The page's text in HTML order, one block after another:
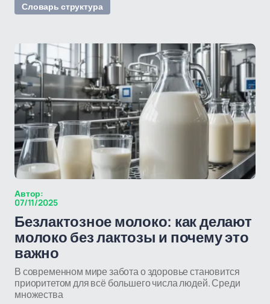
Словарь структура
Автор:
07/11/2025
Безлактозное молоко: как делают
молоко без лактозы и почему это
важно
В современном мире забота о здоровье становится
приоритетом для всё большего числа людей. Среди
множества